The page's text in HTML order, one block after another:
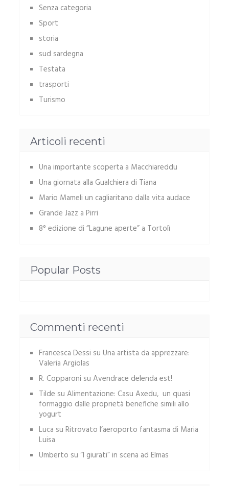
Senza categoria
Sport
storia
sud sardegna
Testata
trasporti
Turismo
Articoli recenti
Una importante scoperta a Macchiareddu
Una giornata alla Gualchiera di Tiana
Mario Mameli un cagliaritano dalla vita audace
Grande Jazz a Pirri
8° edizione di “Lagune aperte” a Tortolì
Popular Posts
Commenti recenti
Francesca Dessi su Una artista da apprezzare:
Valeria Argiolas
R. Copparoni su Avendrace delenda est!
Tilde su Alimentazione: Casu Axedu, un quasi
formaggio dalle proprietà benefiche simili allo
yogurt
Luca su Ritrovato l’aeroporto fantasma di Maria
Luisa
Umberto su “I giurati” in scena ad Elmas